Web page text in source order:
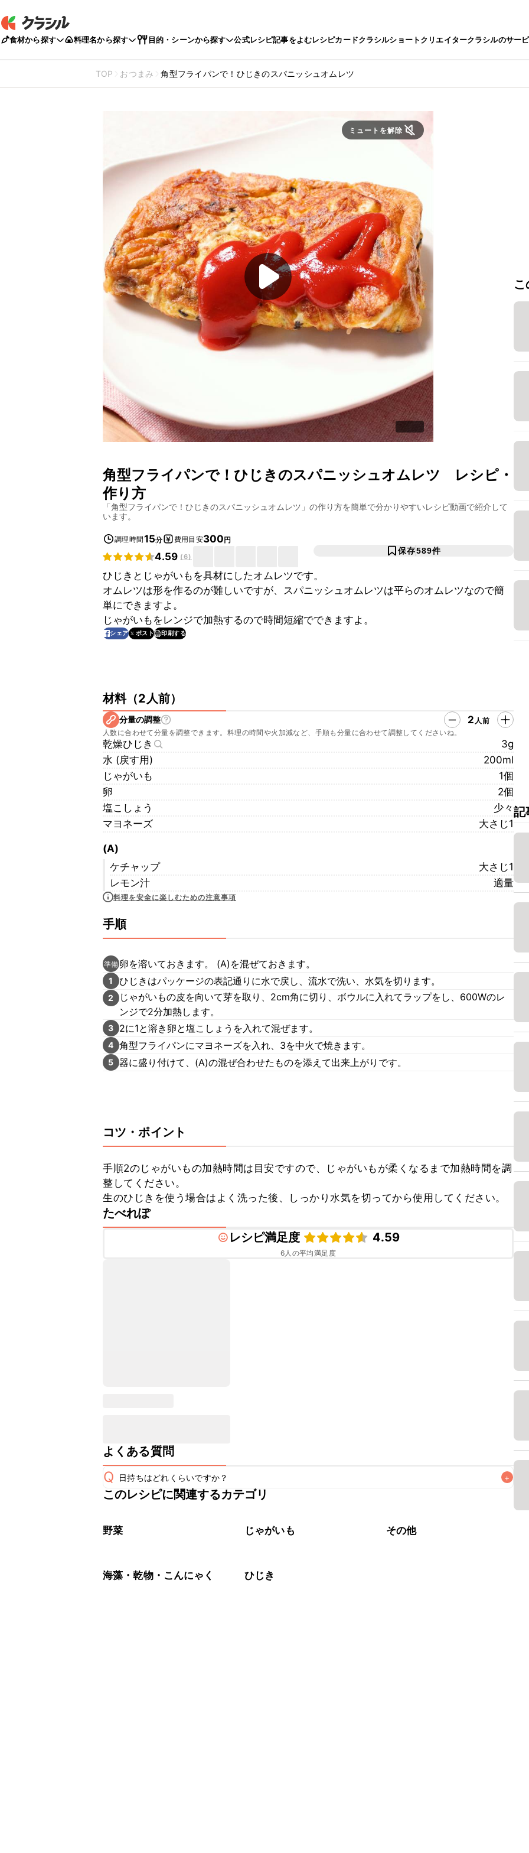
食材から探す 料理名から探す 目的・シーンから探す 公式レシピ記事をよむレシピカードクラシルショートクリエイタークラシルのサー
TOP おつまみ 角型フライパンで！ひじきのスパニッシュオムレツ
ミュートを解除
角型フライパンで！ひじきのスパニッシュオムレツ レシピ・
作り方
「角型フライパンで！ひじきのスパニッシュオムレツ 」の作り方を簡単で分かりやすいレシピ動画で紹介して
います。
調理時間15分 費用目安300円
4.59 (6)
保存589件
ひじきとじゃがいもを具材にしたオムレツです。
オムレツは形を作るのが難しいですが、スパニッシュオムレツは平らのオムレツなので簡
単にできますよ。
じゃがいもをレンジで加熱するので時間短縮でできますよ。
シェア ポスト 印刷する
材料（2人前）
分量の調整 2 人前
人数に合わせて分量を調整できます。料理の時間や火加減など、手順も分量に合わせて調整してくださいね。
乾燥ひじき
3g
水 (戻す用)
200ml
じゃがいも
1個
卵
2個
塩こしょう
少々
マヨネーズ
大さじ1
(A)
ケチャップ
大さじ1
レモン汁
適量
料理を安全に楽しむための注意事項
手順
準備 卵を溶いておきます。 (A)を混ぜておきます。
1 ひじきはパッケージの表記通りに水で戻し、流水で洗い、水気を切ります。
2
じゃがいもの皮を向いて芽を取り、2cm角に切り、ボウルに入れてラップをし、600Wのレ
ンジで2分加熱します。
3 2に1と溶き卵と塩こしょうを入れて混ぜます。
4 角型フライパンにマヨネーズを入れ、3を中火で焼きます。
5 器に盛り付けて、(A)の混ぜ合わせたものを添えて出来上がりです。
コツ・ポイント
手順2のじゃがいもの加熱時間は目安ですので、じゃがいもが柔くなるまで加熱時間を調
整してください。
生のひじきを使う場合はよく洗った後、しっかり水気を切ってから使用してください。
たべれぽ
レシピ満足度
4.59
6人の平均満足度
よくある質問
Q 日持ちはどれくらいですか？ +
保存期間は冷蔵で翌日中が目安です。なるべくお早めにお召し上がりください。
※日持ちは目安です。
このレシピに関連するカテゴリ
野菜 じゃがいも その他
海藻・乾物・こんにゃく ひじき
記